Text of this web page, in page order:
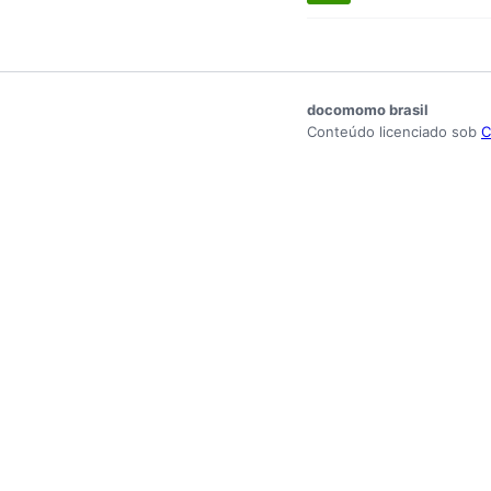
docomomo brasil
Conteúdo licenciado sob